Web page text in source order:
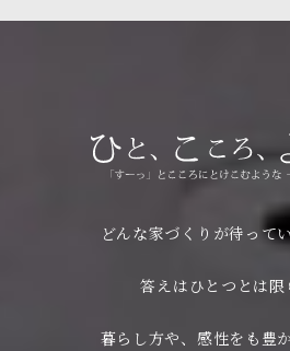
どんな家づくりが待って
答えはひとつとは限
暮らし方や、感性をも豊